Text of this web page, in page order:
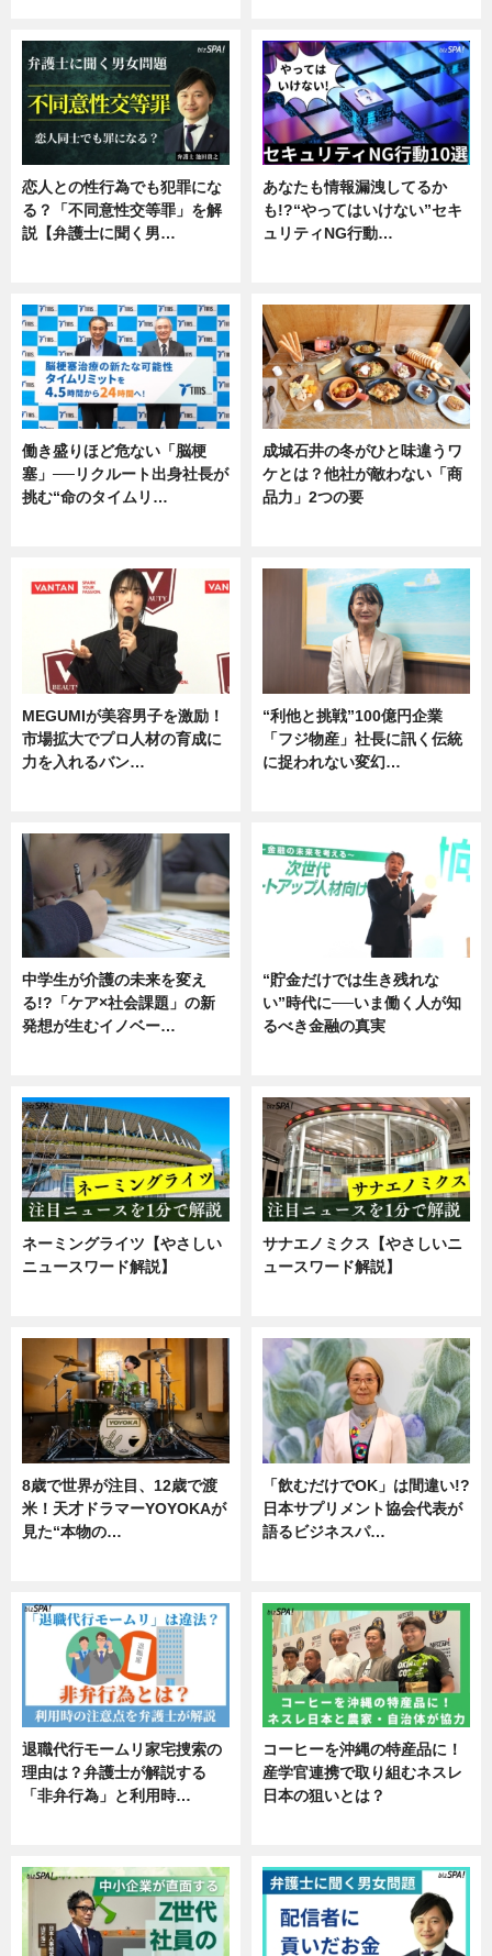
恋人との性行為でも犯罪にな
る？「不同意性交等罪」を解
説【弁護士に聞く男…
あなたも情報漏洩してるか
も!?“やってはいけない”セキ
ュリティNG行動…
働き盛りほど危ない「脳梗
塞」──リクルート出身社長が
挑む“命のタイムリ…
成城石井の冬がひと味違うワ
ケとは？他社が敵わない「商
品力」2つの要
MEGUMIが美容男子を激励！
市場拡大でプロ人材の育成に
力を入れるバン…
“利他と挑戦”100億円企業
「フジ物産」社長に訊く伝統
に捉われない変幻…
中学生が介護の未来を変え
る!?「ケア×社会課題」の新
発想が生むイノベー…
“貯金だけでは生き残れな
い”時代に──いま働く人が知
るべき金融の真実
ネーミングライツ【やさしい
ニュースワード解説】
サナエノミクス【やさしいニ
ュースワード解説】
8歳で世界が注目、12歳で渡
米！天才ドラマーYOYOKAが
見た“本物の…
「飲むだけでOK」は間違い!?
日本サプリメント協会代表が
語るビジネスパ…
退職代行モームリ家宅捜索の
理由は？弁護士が解説する
「非弁行為」と利用時…
コーヒーを沖縄の特産品に！
産学官連携で取り組むネスレ
日本の狙いとは？